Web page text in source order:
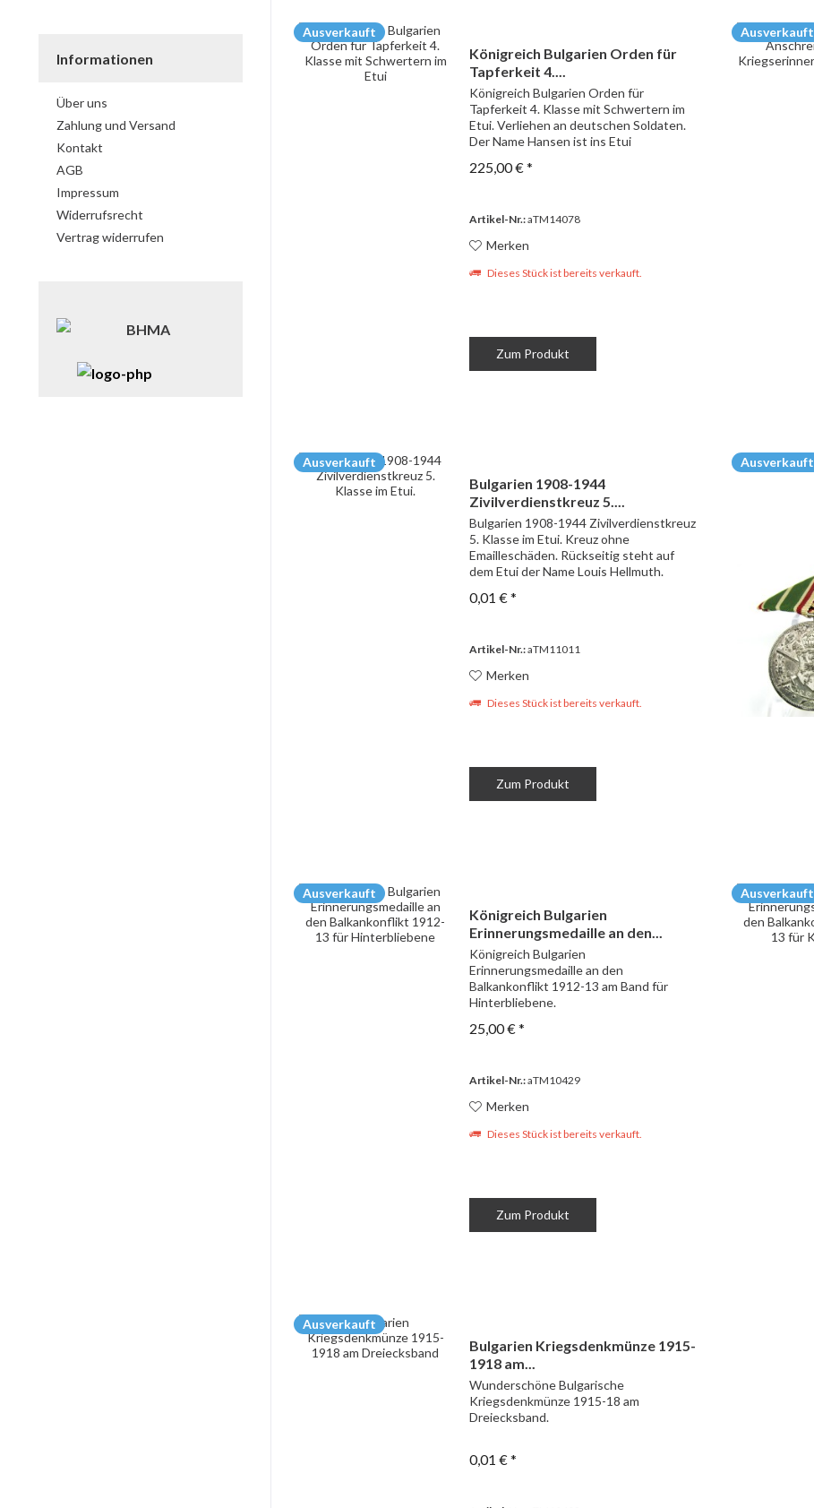
Informationen
Über uns
Zahlung und Versand
Kontakt
AGB
Impressum
Widerrufsrecht
Vertrag widerrufen
Ausverkauft
Königreich Bulgarien Orden für
Tapferkeit 4....
Königreich Bulgarien Orden für
Tapferkeit 4. Klasse mit Schwertern im
Etui. Verliehen an deutschen Soldaten.
Der Name Hansen ist ins Etui
dem Ritterkreuz aus der Familie von
225,00 € *
Artikel-Nr.:aTM14078
Merken
Dieses Stück ist bereits verkauft.
Zum Produkt
Ausverkauft
Ausverkauft
Bulgarien 1908-1944
Zivilverdienstkreuz 5....
Bulgarien 1908-1944 Zivilverdienstkreuz
5. Klasse im Etui. Kreuz ohne
Emailleschäden. Rückseitig steht auf
dem Etui der Name Louis Hellmuth.
0,01 € *
Artikel-Nr.:aTM11011
Merken
Dieses Stück ist bereits verkauft.
Zum Produkt
Ausverkauft
Ausverkauft
Königreich Bulgarien
Erinnerungsmedaille an den...
Königreich Bulgarien
Erinnerungsmedaille an den
Balkankonflikt 1912-13 am Band für
Hinterbliebene.
25,00 € *
Artikel-Nr.:aTM10429
Merken
Dieses Stück ist bereits verkauft.
Zum Produkt
Ausverkauft
Ausverkauft
Bulgarien Kriegsdenkmünze 1915-
1918 am...
Wunderschöne Bulgarische
Kriegsdenkmünze 1915-18 am
Dreiecksband.
0,01 € *